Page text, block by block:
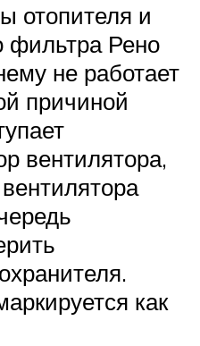
отопителя и
фильтра Рено
не работает
причиной
вентилятора,
как